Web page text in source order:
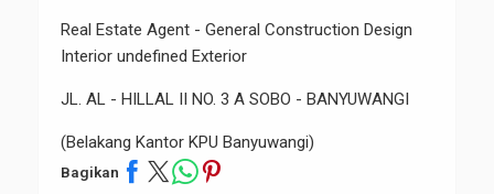
Real Estate Agent - General Construction Design
Interior undefined Exterior
JL. AL - HILLAL II NO. 3 A SOBO - BANYUWANGI
(Belakang Kantor KPU Banyuwangi)
Bagikan